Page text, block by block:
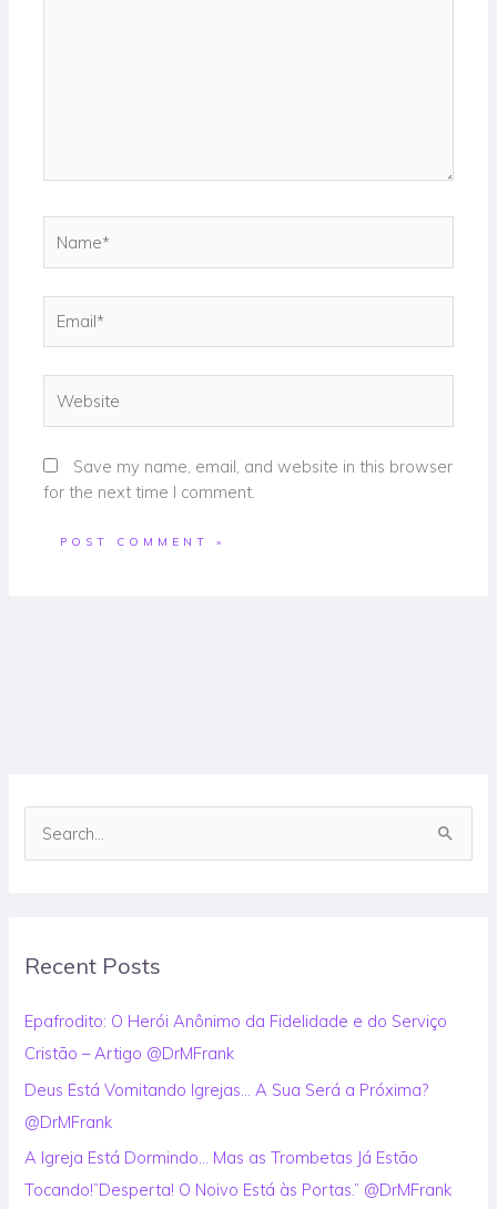
c
f
o
r
:
Recent Posts
Epafrodito: O Herói Anônimo da Fidelidade e do Serviço
Cristão – Artigo @DrMFrank
Deus Está Vomitando Igrejas… A Sua Será a Próxima?
@DrMFrank
A Igreja Está Dormindo… Mas as Trombetas Já Estão
Tocando!”Desperta! O Noivo Está às Portas.” @DrMFrank
Save my name, email, and website in this browser
for the next time I comment.